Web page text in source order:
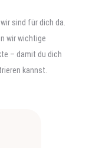
sind für dich da.
wir wichtige
– damit du dich
kannst.